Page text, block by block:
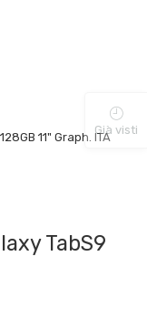
11" Graph. ITA
TabS9
Già visti